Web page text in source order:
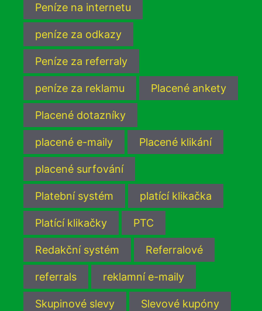
Peníze na internetu
peníze za odkazy
Peníze za referraly
peníze za reklamu Placené ankety
Placené dotazníky
placené e-maily Placené klikání
placené surfování
Platební systém platící klikačka
Platící klikačky PTC
Redakční systém Referralové
referrals reklamní e-maily
Skupinové slevy Slevové kupóny